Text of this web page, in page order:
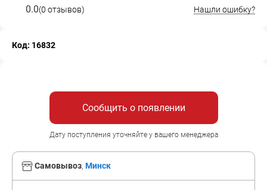
0.0(0 отзывов) Нашли ошибку?
Код: 16832
Сообщить о появлении
Дату поступления уточняйте у вашего менеджера
Самовывоз, Минск